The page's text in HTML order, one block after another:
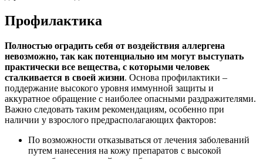
Профилактика
Полностью оградить себя от воздействия аллергена
невозможно, так как потенциально им могут выступать
практически все вещества, с которыми человек
сталкивается в своей жизни. Основа профилактики –
поддержание высокого уровня иммунной защиты и
аккуратное обращение с наиболее опасными раздражителями.
Важно следовать таким рекомендациям, особенно при
наличии у взрослого предрасполагающих факторов:
По возможности отказываться от лечения заболеваний
путем нанесения на кожу препаратов с высокой